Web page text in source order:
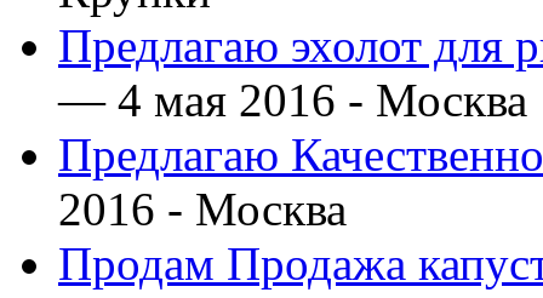
Предлагаю эхолот для
— 4 мая 2016 - Москва
Предлагаю
2016 - Москва
Продам Продажа